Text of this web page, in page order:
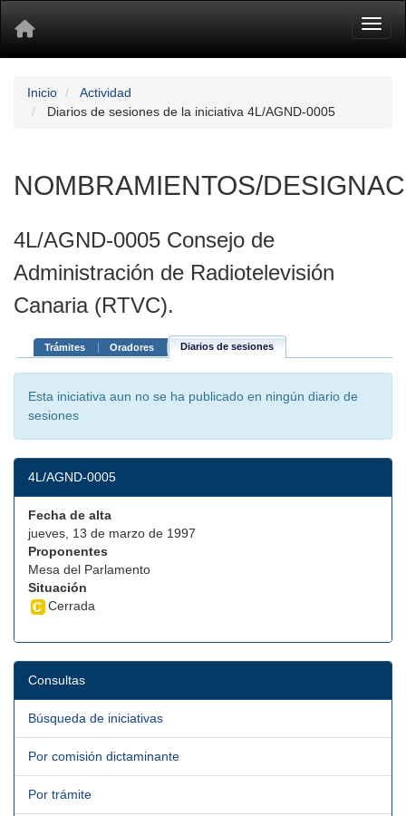
Inicio
Actividad
Diarios de sesiones de la iniciativa 4L/AGND-0005
NOMBRAMIENTOS/
4L/AGND-0005 Consejo de
Administración de Radiotelevisión
Canaria (RTVC).
Trámites Oradores Diarios de sesiones
Esta iniciativa aun no se ha publicado en ningún diario de
sesiones
4L/AGND-0005
Fecha de alta
jueves, 13 de marzo de 1997
Proponentes
Mesa del Parlamento
Situación
Cerrada
Consultas
Búsqueda de iniciativas
Por comisión dictaminante
Por trámite